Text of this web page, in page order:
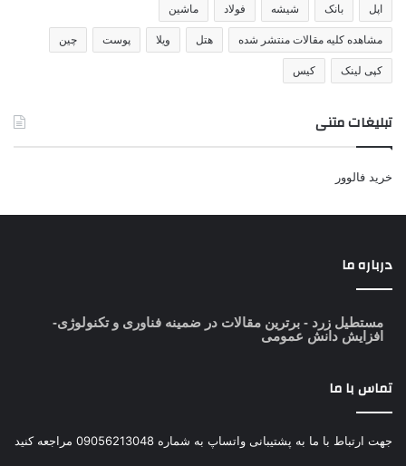
اپل بانک شیشه فولاد ماشین
مشاهده کلیه مقالات منتشر شده هتل ویلا پوست چین
کپی لینک کیس
تبلیغات متنی
خرید فالوور
درباره ما
مستطیل زرد - برترین مقالات در ضمینه فناوری و تکنولوژی-
افزایش دانش عمومی
تماس با ما
جهت ارتباط با ما به پشتیبانی واتساپ به شماره 09056213048 مراجعه کنید